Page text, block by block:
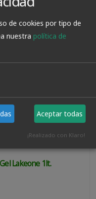
Lakeone 1lt.
de cookies por tipo de
nuestra política de
Aceptar todas
¡Realizado con Klaro!